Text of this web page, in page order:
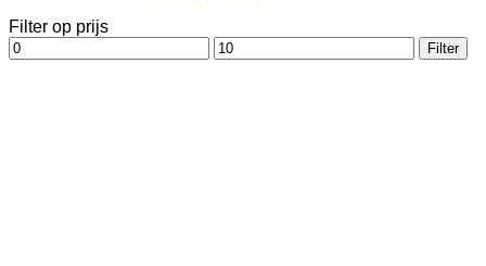
Filter op prijs
Min.
prijs
Max.
prijs
Filter